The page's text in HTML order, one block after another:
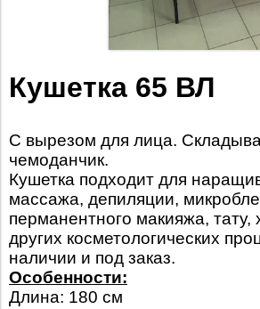
Кушетка 65 ВЛ
С вырезом для лица.
чемоданчик.
Кушетка подходит для
массажа, депиляции,
перманентного макияжа,
других косметологических
наличии и под заказ.
Особенности:
Длина: 180 см